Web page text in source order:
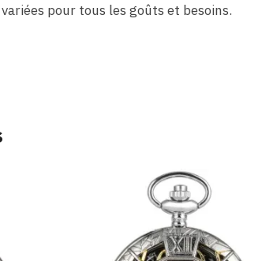
pour tous les goûts et besoins.